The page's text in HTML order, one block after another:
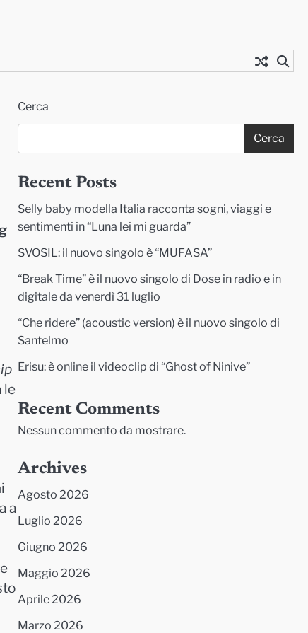
le
a
Cerca
Cerca
Recent Posts
Selly baby modella Italia racconta sogni, viaggi e
sentimenti in “Luna lei mi guarda”
SVOSIL: il nuovo singolo è “MUFASA”
“Break Time” è il nuovo singolo di Dose in radio e in
digitale da venerdì 31 luglio
“Che ridere” (acoustic version) è il nuovo singolo di
Santelmo
Erisu: è online il videoclip di “Ghost of Ninive”
Recent Comments
Nessun commento da mostrare.
Archives
Agosto 2026
Luglio 2026
Giugno 2026
Maggio 2026
Aprile 2026
Marzo 2026